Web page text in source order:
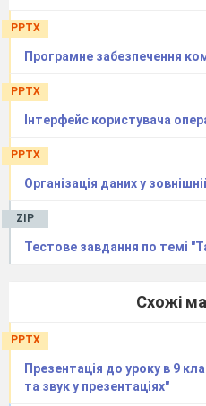
PPTX
Програмне забезпечення
PPTX
Інтерфейс користувача
PPTX
Організація даних у
ZIP
Тестове завдання по темі
Схожі
PPTX
Презентація до уроку в 9
та звук у презентаціях"